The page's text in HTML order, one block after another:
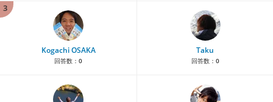
3
Kogachi OSAKA
回答数： 0
Taku
回答数： 0